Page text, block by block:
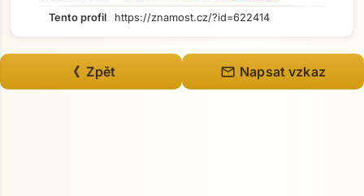
Tento profil
https://znamost.cz/?id=622414
《 Zpět mail Napsat vzkaz